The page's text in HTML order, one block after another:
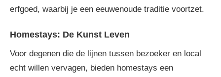
erfgoed, waarbij je een eeuwenoude traditie voortzet.
Homestays: De Kunst Leven
Voor degenen die de lijnen tussen bezoeker en local
echt willen vervagen, bieden homestays een